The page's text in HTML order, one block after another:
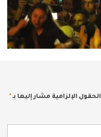
الحقول الإلزامية مشار إليها بـ *